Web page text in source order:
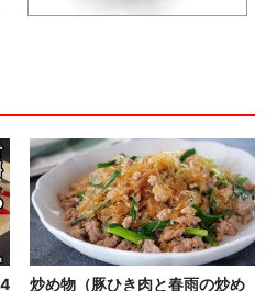
炒め物（豚ひき肉と春雨の炒め